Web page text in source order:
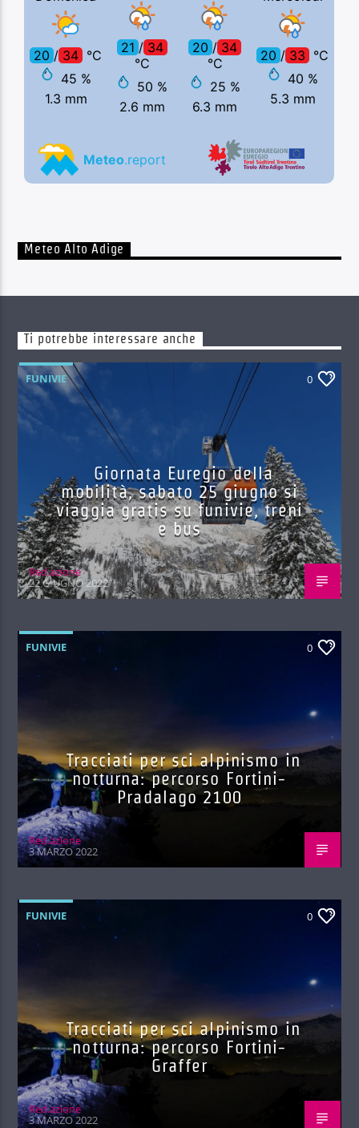
Meteo Alto Adige
Ti potrebbe interessare anche
FUNIVIE 0
Giornata Euregio della
mobilità, sabato 25 giugno si
viaggia gratis su funivie, treni
e bus
Red.azione
22 GIUGNO 2022
FUNIVIE 0
Tracciati per sci alpinismo in
notturna: percorso Fortini-
Pradalago 2100
Red.azione
3 MARZO 2022
FUNIVIE 0
Tracciati per sci alpinismo in
notturna: percorso Fortini-
Graffer
Red.azione
3 MARZO 2022